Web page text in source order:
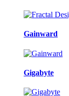
Gainward
Gigabyte